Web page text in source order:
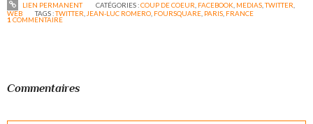
LIEN PERMANENT CATÉGORIES :COUP DE COEUR FACEBOOK, MEDIAS,TWITTER
WEB
TAGS :TWITTER JEAN-LUC ROMERO FOURSQUARE PARIS FRANCE
1 COMMENTAIRE
Commentaires